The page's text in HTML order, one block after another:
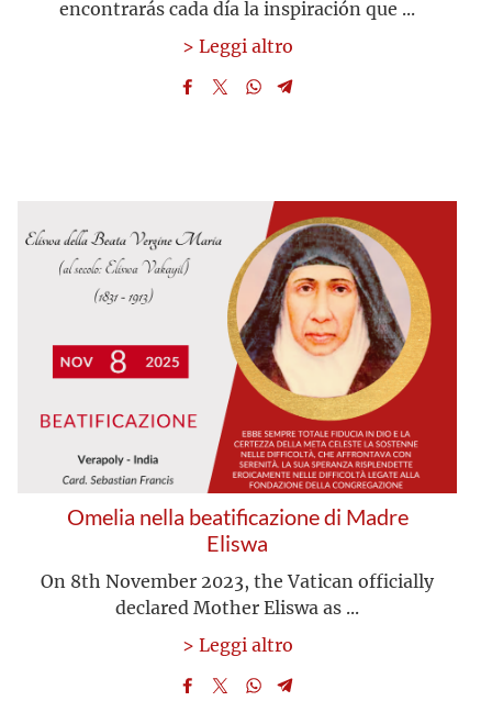
encontrarás cada día la inspiración que ...
> Leggi altro
Omelia nella beatificazione di Madre
Eliswa
On 8th November 2023, the Vatican officially
declared Mother Eliswa as ...
> Leggi altro